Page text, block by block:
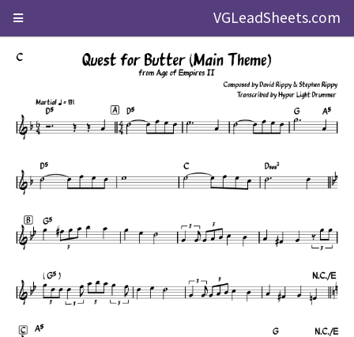
VGLeadSheets.com